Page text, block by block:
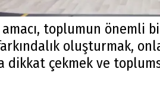
amacı, toplumun önemli
oluşturmak,
dikkat çekmek ve